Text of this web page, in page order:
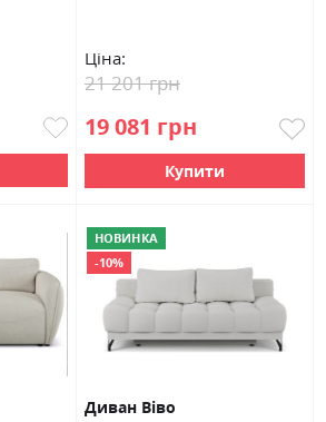
Ціна:
19 081 грн
21 201 грн
Купити
НОВИНКА
-10%
Диван Віво